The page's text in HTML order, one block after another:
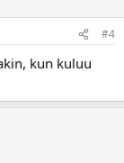
#4
kun kuluu